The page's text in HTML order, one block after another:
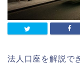
法人口座を解説で